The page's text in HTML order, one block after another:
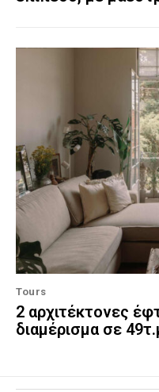
Tours
2 αρχιτέκτονες
διαμέρισμα σε